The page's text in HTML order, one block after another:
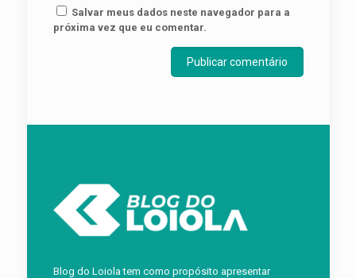
Salvar meus dados neste navegador para a
próxima vez que eu comentar.
Blog do Loiola tem como propósito apresentar